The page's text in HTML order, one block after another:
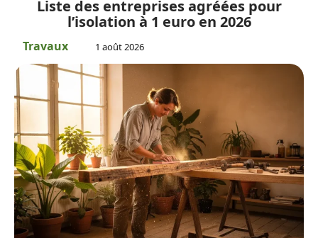
Liste des entreprises agréées pour
l’isolation à 1 euro en 2026
Travaux 1 août 2026